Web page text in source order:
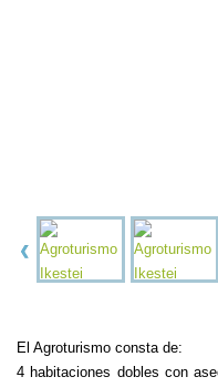
El Agroturismo consta de:
4 habitaciones dobles con